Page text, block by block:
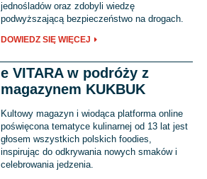
jednośladów oraz zdobyli wiedzę
podwyższającą bezpieczeństwo na drogach.
DOWIEDZ SIĘ WIĘCEJ
e VITARA w podróży z
magazynem KUKBUK
Kultowy magazyn i wiodąca platforma online
poświęcona tematyce kulinarnej od 13 lat jest
głosem wszystkich polskich foodies,
inspirując do odkrywania nowych smaków i
celebrowania jedzenia.